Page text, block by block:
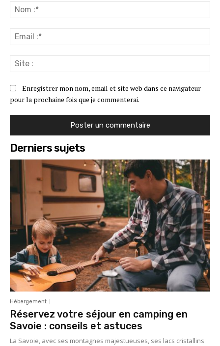
:*
:*
:
Enregistrer mon nom, email et site web dans ce navigateur
pour la prochaine fois que je commenterai.
Derniers sujets
Hébergement
Réservez votre séjour en camping en
Savoie : conseils et astuces
La Savoie, avec ses montagnes majestueuses, ses lacs cristallins